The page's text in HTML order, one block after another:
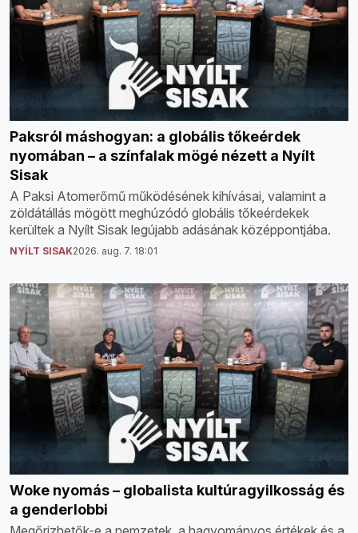
Paksról máshogyan: a globális tőkeérdek
nyomában – a színfalak mögé nézett a Nyílt
Sisak
A Paksi Atomerőmű működésének kihívásai, valamint a
zöldátállás mögött meghúzódó globális tőkeérdekek
kerültek a Nyílt Sisak legújabb adásának középpontjába.
NYÍLT SISAK2026. aug. 7. 18:01
Woke nyomás – globalista kultúragyilkosság és
a genderlobbi